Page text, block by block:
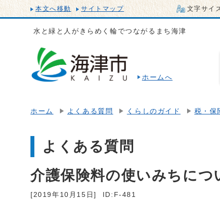
本文へ移動 サイトマップ 文字サイ
水と緑と人がきらめく輪でつながるまち海津
ホームへ
ホーム よくある質問 くらしのガイド 税・保
よくある質問
介護保険料の使いみちに
[2019年10月15日] ID:F-481